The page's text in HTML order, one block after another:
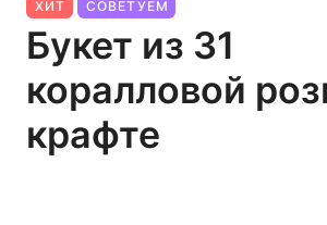
ХИТ СОВЕТУЕМ
Букет из 31
коралловой
крафте